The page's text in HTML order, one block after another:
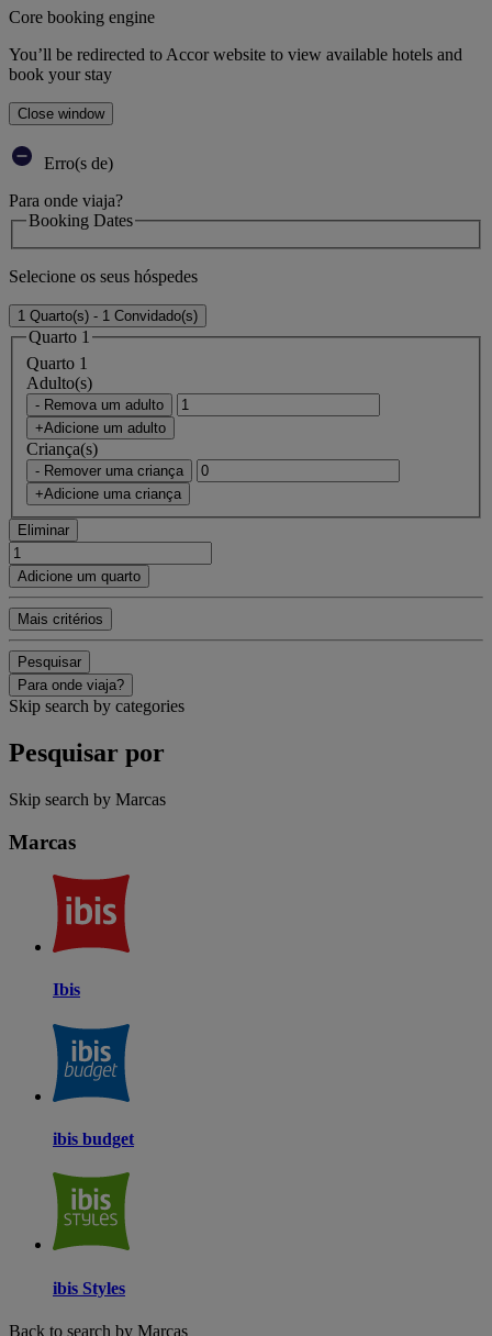
Core booking engine
You’ll be redirected to Accor website to view available hotels and
book your stay
Close window
Erro(s de)
Para onde viaja?
Booking Dates
Selecione os seus hóspedes
1 Quarto(s) - 1 Convidado(s)
Quarto 1
Quarto 1
Adulto(s)
- Remova um adulto
+Adicione um adulto
Criança(s)
- Remover uma criança
+Adicione uma criança
Eliminar
Adicione um quarto
Mais critérios
Pesquisar
Para onde viaja?
Skip search by categories
Pesquisar por
Skip search by Marcas
Marcas
Ibis
ibis budget
ibis Styles
Back to search by Marcas